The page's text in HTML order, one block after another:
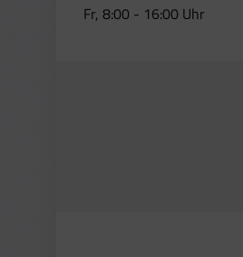
Fr, 8:00 - 16:00 Uhr